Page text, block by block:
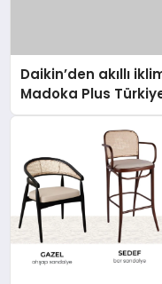
Daikin’den akıllı
Madoka Plus